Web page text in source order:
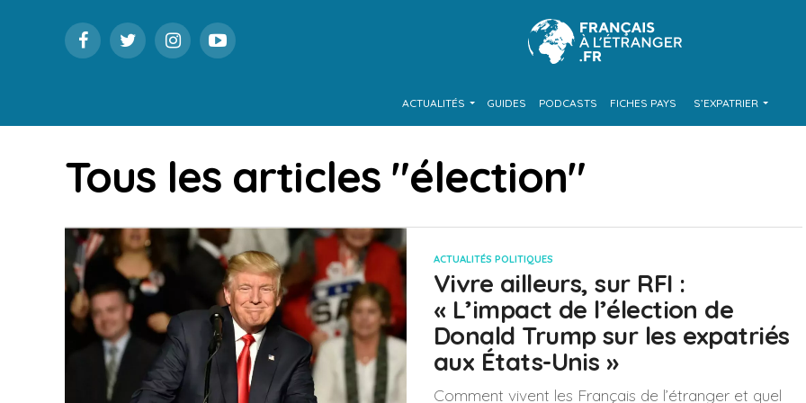
ACTUALITÉS GUIDES PODCASTS FICHES PAYS S’EXPATRIER
Tous les articles "élection"
ACTUALITÉS POLITIQUES
Vivre ailleurs, sur RFI :
« L’impact de l’élection de
Donald Trump sur les expatriés
aux États-Unis »
Comment vivent les Français de l’étranger et quel